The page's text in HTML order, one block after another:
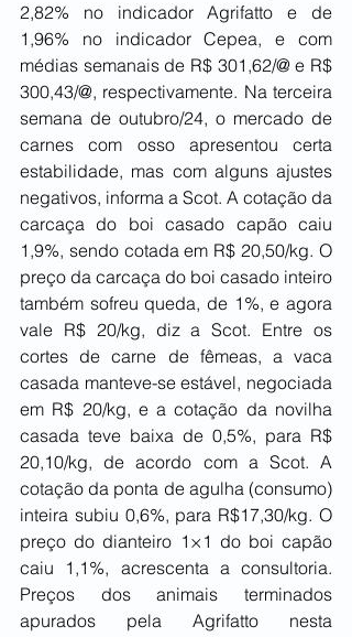
2,82% no indicador Agrifatto e de
1,96% no indicador Cepea, e com
médias semanais de R$ 301,62/@ e R$
300,43/@, respectivamente. Na terceira
semana de outubro/24, o mercado de
carnes com osso apresentou certa
estabilidade, mas com alguns ajustes
negativos, informa a Scot. A cotação da
carcaça do boi casado capão caiu
1,9%, sendo cotada em R$ 20,50/kg. O
preço da carcaça do boi casado inteiro
também sofreu queda, de 1%, e agora
vale R$ 20/kg, diz a Scot. Entre os
cortes de carne de fêmeas, a vaca
casada manteve-se estável, negociada
em R$ 20/kg, e a cotação da novilha
casada teve baixa de 0,5%, para R$
20,10/kg, de acordo com a Scot. A
cotação da ponta de agulha (consumo)
inteira subiu 0,6%, para R$17,30/kg. O
preço do dianteiro 1×1 do boi capão
caiu 1,1%, acrescenta a consultoria.
Preços dos animais terminados
apurados pela Agrifatto nesta